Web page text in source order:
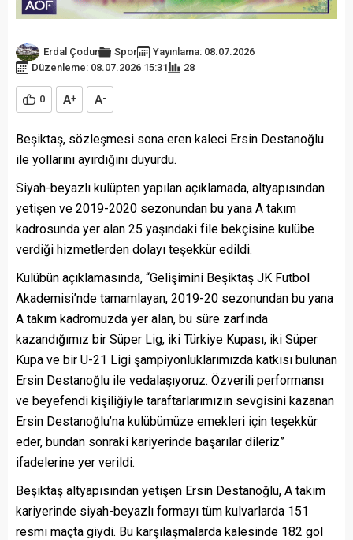
Erdal Çodur Spor
Yayınlama: 08.07.2026
Düzenleme: 08.07.2026 15:31
28
0 A+ A-
Beşiktaş, sözleşmesi sona eren kaleci Ersin Destanoğlu
ile yollarını ayırdığını duyurdu.
Siyah-beyazlı kulüpten yapılan açıklamada, altyapısından
yetişen ve 2019-2020 sezonundan bu yana A takım
kadrosunda yer alan 25 yaşındaki file bekçisine kulübe
verdiği hizmetlerden dolayı teşekkür edildi.
Kulübün açıklamasında, “Gelişimini Beşiktaş JK Futbol
Akademisi’nde tamamlayan, 2019-20 sezonundan bu yana
A takım kadromuzda yer alan, bu süre zarfında
kazandığımız bir Süper Lig, iki Türkiye Kupası, iki Süper
Kupa ve bir U-21 Ligi şampiyonluklarımızda katkısı bulunan
Ersin Destanoğlu ile vedalaşıyoruz. Özverili performansı
ve beyefendi kişiliğiyle taraftarlarımızın sevgisini kazanan
Ersin Destanoğlu’na kulübümüze emekleri için teşekkür
eder, bundan sonraki kariyerinde başarılar dileriz”
ifadelerine yer verildi.
Beşiktaş altyapısından yetişen Ersin Destanoğlu, A takım
kariyerinde siyah-beyazlı formayı tüm kulvarlarda 151
resmi maçta giydi. Bu karşılaşmalarda kalesinde 182 gol